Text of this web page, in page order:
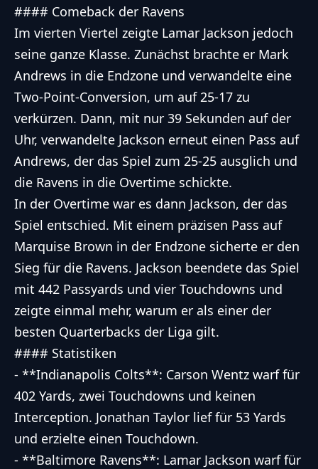
#### Comeback der Ravens
Im vierten Viertel zeigte Lamar Jackson jedoch
seine ganze Klasse. Zunächst brachte er Mark
Andrews in die Endzone und verwandelte eine
Two-Point-Conversion, um auf 25-17 zu
verkürzen. Dann, mit nur 39 Sekunden auf der
Uhr, verwandelte Jackson erneut einen Pass auf
Andrews, der das Spiel zum 25-25 ausglich und
die Ravens in die Overtime schickte.
In der Overtime war es dann Jackson, der das
Spiel entschied. Mit einem präzisen Pass auf
Marquise Brown in der Endzone sicherte er den
Sieg für die Ravens. Jackson beendete das Spiel
mit 442 Passyards und vier Touchdowns und
zeigte einmal mehr, warum er als einer der
besten Quarterbacks der Liga gilt.
#### Statistiken
- **Indianapolis Colts**: Carson Wentz warf für
402 Yards, zwei Touchdowns und keinen
Interception. Jonathan Taylor lief für 53 Yards
und erzielte einen Touchdown.
- **Baltimore Ravens**: Lamar Jackson warf für